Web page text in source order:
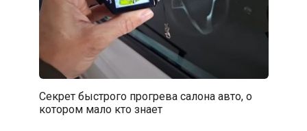
Секрет быстрого прогрева салона авто, о
котором мало кто знает